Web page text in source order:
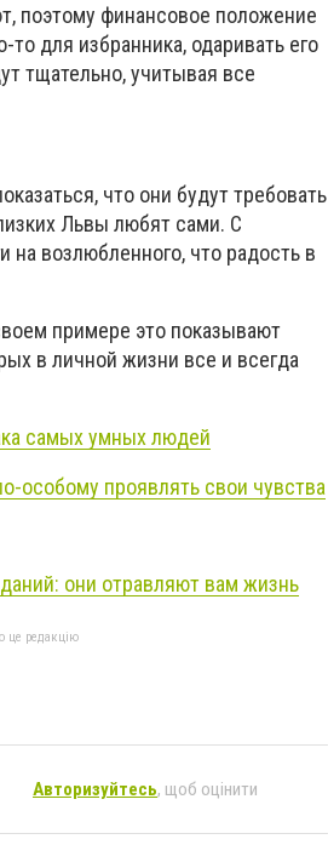
поэтому финансовое положение
то для избранника, одаривать его
тщательно, учитывая все
что они будут требовать
Львы любят сами. С
на возлюбленного, что радость в
примере это показывают
в личной жизни все и всегда
самых умных людей
особому проявлять свои чувства
они отравляют вам жизнь
це редакцію
Авторизуйтесь, щоб оцінити